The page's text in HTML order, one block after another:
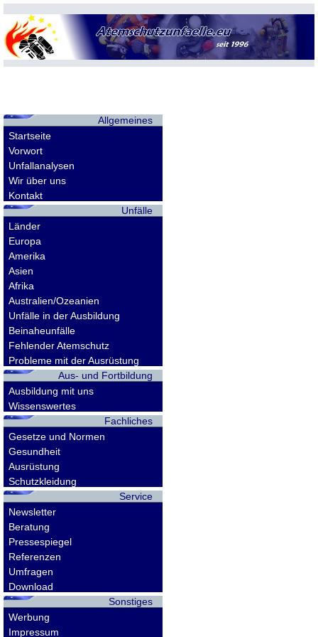
Allgemeines
Startseite
Vorwort
Unfallanalysen
Wir über uns
Kontakt
Unfälle
Länder
Europa
Amerika
Asien
Afrika
Australien/Ozeanien
Unfälle in der Ausbildung
Beinaheunfälle
Fehlender Atemschutz
Probleme mit der Ausrüstung
Aus- und Fortbildung
Ausbildung mit uns
Wissenswertes
Fachliches
Gesetze und Normen
Gesundheit
Ausrüstung
Schutzkleidung
Service
Newsletter
Beratung
Pressespiegel
Referenzen
Umfragen
Download
Sonstiges
Werbung
Impressum